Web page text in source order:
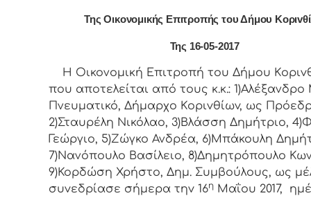
Της Οικονομικής Επιτρoπής τoυ Δήμoυ
Της 16-05-2017
Η Οικονομική Επιτρoπή τoυ Δήμoυ
πoυ απoτελείται από τoυς κ.κ.: 1)Αλέξανδρο
Πνευματικό, Δήμαρχo Κoριvθίωv, ως
2)Σταυρέλη Νικόλαο, 3)Βλάσση Δημήτριο,
Γεώργιο, 5)Ζώγκο Ανδρέα, 6)Μπάκουλη
7)Νανόπουλο Βασίλειο, 8)Δημητρόπουλο
9)Κορδώση Χρήστο, Δημ. Συμβoύλoυς, ως
συvεδρίασε σήμερα τηv 16η Μαΐου 2017,